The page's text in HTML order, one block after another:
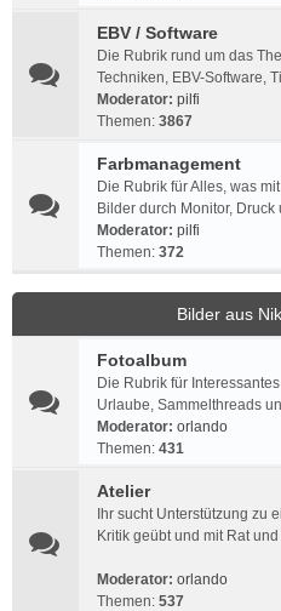
EBV / Software
Die Rubrik rund um das
Techniken, EBV-Software,
Moderator: pilfi
Themen: 3867
Farbmanagement
Die Rubrik für Alles, was
Bilder durch Monitor,
Moderator: pilfi
Themen: 372
Bilder aus
Fotoalbum
Die Rubrik für
Urlaube, Sammelthreads
Moderator: orlando
Themen: 431
Atelier
Ihr sucht Unterstützung zu
Kritik geübt und mit Rat
Moderator: orlando
Themen: 537